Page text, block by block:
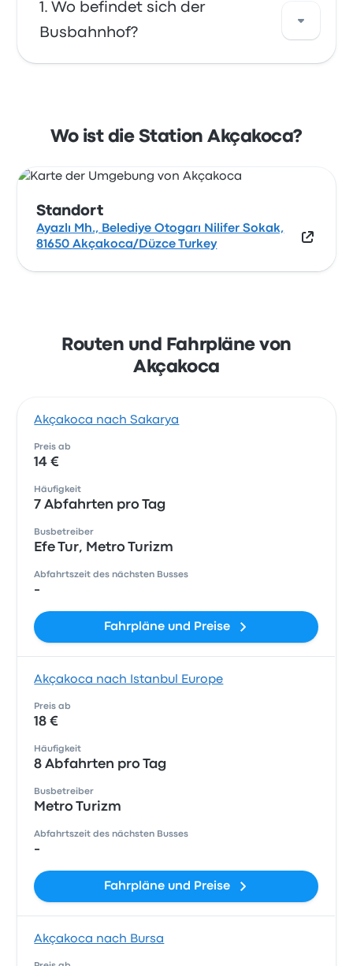
Wo befindet sich der
Busbahnhof?
Akçakoca/Düzce Turkey. Sehen Sie sich den
Standort dieser Bushaltestelle in Akçakoca
Wo ist die Station Akçakoca?
Standort
Ayazlı Mh., Belediye Otogarı Nilifer Sokak,
81650 Akçakoca/Düzce Turkey
Routen und Fahrpläne von
Akçakoca
Akçakoca nach Sakarya
Preis ab
14 €
Häufigkeit
7 Abfahrten pro Tag
Busbetreiber
Efe Tur, Metro Turizm
Abfahrtszeit des nächsten Busses
-
Fahrpläne und Preise
Akçakoca nach Istanbul Europe
Preis ab
18 €
Häufigkeit
8 Abfahrten pro Tag
Busbetreiber
Metro Turizm
Abfahrtszeit des nächsten Busses
-
Fahrpläne und Preise
Akçakoca nach Bursa